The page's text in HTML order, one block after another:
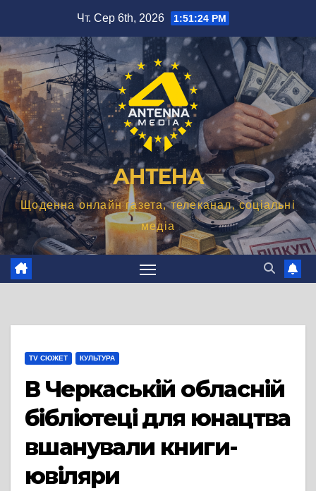
вмісту
Чт. Сер 6th, 2026 1:51:26 PM
АНТЕНА
Щоденна онлайн газета, телеканал, соціальні
медіа
TV СЮЖЕТ КУЛЬТУРА
В Черкаській обласній
бібліотеці для юнацтва
вшанували книги-
ювіляри